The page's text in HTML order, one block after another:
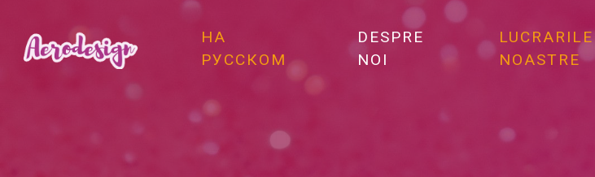
НА
РУССКОМ
DESPRE
NOI
LUCRARILE
NOASTRE